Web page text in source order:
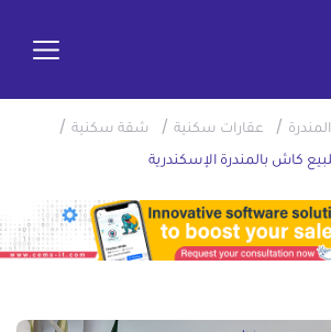
المندرة / عقارات سكنية / شقة سكنية /